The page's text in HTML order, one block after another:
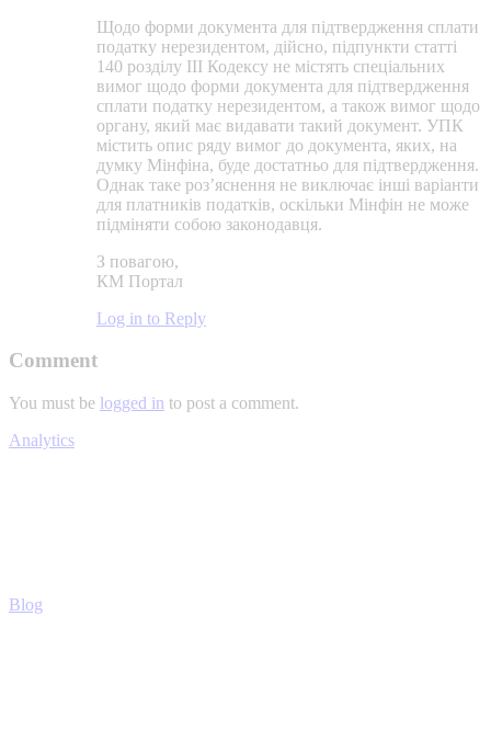
Щодо форми документа для підтвердження сплати
податку нерезидентом, дійсно, підпункти статті
140 розділу ІІІ Кодексу не містять спеціальних
вимог щодо форми документа для підтвердження
сплати податку нерезидентом, а також вимог щодо
органу, який має видавати такий документ. УПК
містить опис ряду вимог до документа, яких, на
думку Мінфіна, буде достатньо для підтвердження.
Однак таке роз’яснення не виключає інші варіанти
для платників податків, оскільки Мінфін не може
підміняти собою законодавця.
З повагою,
КМ Портал
Log in to Reply
Comment
You must be logged in to post a comment.
Analytics
Blog